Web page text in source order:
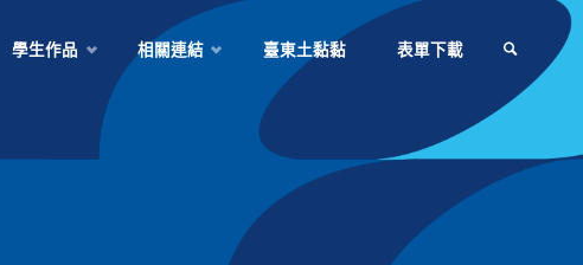
學生作品 相關連結 臺東土黏黏 表單下載